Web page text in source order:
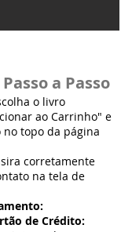
a Passo
o livro
ao Carrinho" e
topo da página
corretamente
na tela de
de Crédito: